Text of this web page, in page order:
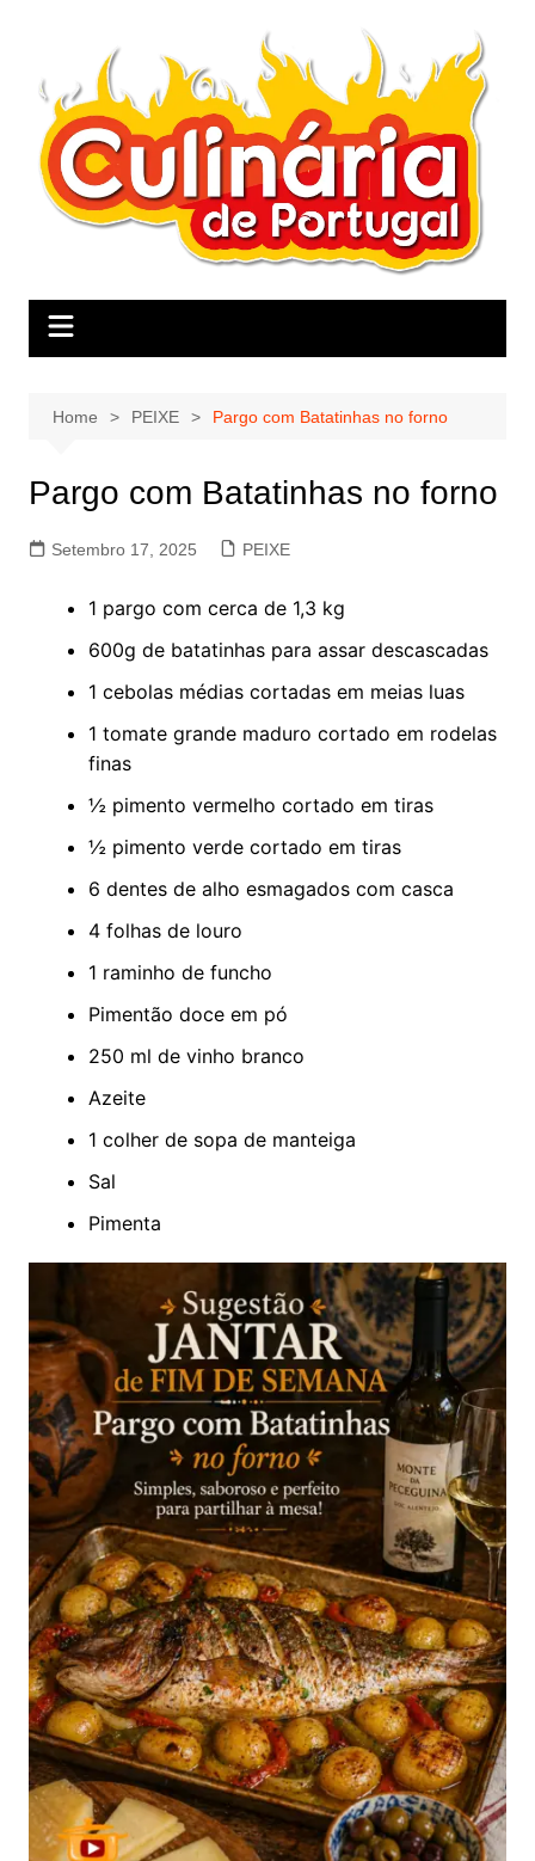
Home PEIXE Pargo com Batatinhas no forno
Pargo com Batatinhas no forno
Setembro 17, 2025 PEIXE
1 pargo com cerca de 1,3 kg
600g de batatinhas para assar descascadas
1 cebolas médias cortadas em meias luas
1 tomate grande maduro cortado em rodelas
finas
½ pimento vermelho cortado em tiras
½ pimento verde cortado em tiras
6 dentes de alho esmagados com casca
4 folhas de louro
1 raminho de funcho
Pimentão doce em pó
250 ml de vinho branco
Azeite
1 colher de sopa de manteiga
Sal
Pimenta